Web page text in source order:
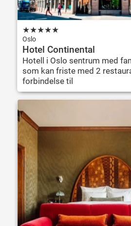
★★★★★
Oslo
Hotel Continental
Hotell i Oslo sentrum med
som kan friste med 2
forbindelse til